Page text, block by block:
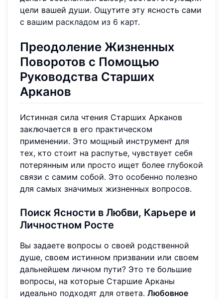
цели вашей души. Ощутите эту ясность сами
с вашим раскладом из 6 карт.
Преодоление Жизненных
Поворотов с Помощью
Руководства Старших
Арканов
Истинная сила чтения Старших Арканов
заключается в его практическом
применении. Это мощный инструмент для
тех, кто стоит на распутье, чувствует себя
потерянным или просто ищет более глубокой
связи с самим собой. Это особенно полезно
для самых значимых жизненных вопросов.
Поиск Ясности в Любви, Карьере и
Личностном Росте
Вы задаете вопросы о своей родственной
душе, своем истинном призвании или своем
дальнейшем личном пути? Это те большие
вопросы, на которые Старшие Арканы
идеально подходят для ответа. Любовное